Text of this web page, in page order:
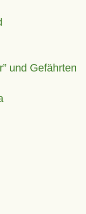
und Gefährten